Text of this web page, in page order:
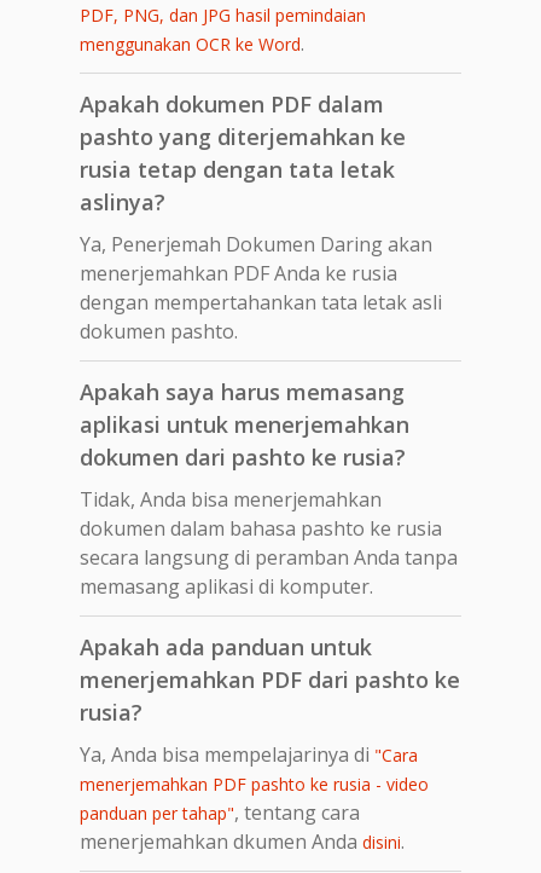
PDF, PNG, dan JPG hasil pemindaian
menggunakan OCR ke Word.
Apakah dokumen PDF dalam
pashto yang diterjemahkan ke
rusia tetap dengan tata letak
aslinya?
Ya, Penerjemah Dokumen Daring akan
menerjemahkan PDF Anda ke rusia
dengan mempertahankan tata letak asli
dokumen pashto.
Apakah saya harus memasang
aplikasi untuk menerjemahkan
dokumen dari pashto ke rusia?
Tidak, Anda bisa menerjemahkan
dokumen dalam bahasa pashto ke rusia
secara langsung di peramban Anda tanpa
memasang aplikasi di komputer.
Apakah ada panduan untuk
menerjemahkan PDF dari pashto ke
rusia?
Ya, Anda bisa mempelajarinya di "Cara
menerjemahkan PDF pashto ke rusia - video
panduan per tahap", tentang cara
menerjemahkan dkumen Anda disini.